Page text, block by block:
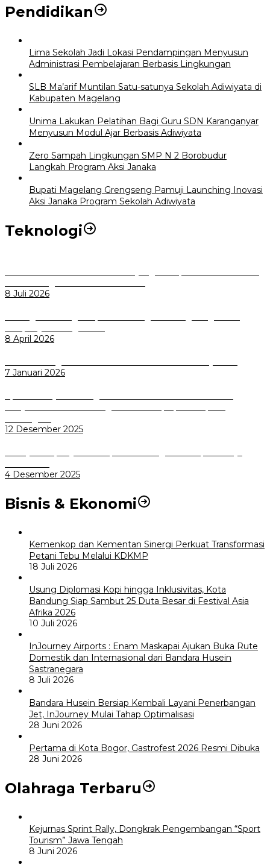
Pendidikan
Lima Sekolah Jadi Lokasi Pendampingan Menyusun
Administrasi Pembelajaran Berbasis Lingkungan
SLB Ma’arif Muntilan Satu-satunya Sekolah Adiwiyata di
Kabupaten Magelang
Unima Lakukan Pelatihan Bagi Guru SDN Karanganyar
Menyusun Modul Ajar Berbasis Adiwiyata
Zero Sampah Lingkungan SMP N 2 Borobudur
Langkah Program Aksi Janaka
Bupati Magelang Grengseng Pamuji Launching Inovasi
Aksi Janaka Program Sekolah Adiwiyata
Teknologi
8 Juli 2026
8 April 2026
7 Januari 2026
12 Desember 2025
4 Desember 2025
Bisnis & Ekonomi
Kemenkop dan Kementan Sinergi Perkuat Transformasi
Petani Tebu Melalui KDKMP
18 Juli 2026
Usung Diplomasi Kopi hingga Inklusivitas, Kota
Bandung Siap Sambut 25 Duta Besar di Festival Asia
Afrika 2026
10 Juli 2026
InJourney Airports : Enam Maskapai Ajukan Buka Rute
Domestik dan Internasional dari Bandara Husein
Sastranegara
8 Juli 2026
Bandara Husein Bersiap Kembali Layani Penerbangan
Jet, InJourney Mulai Tahap Optimalisasi
28 Juni 2026
Pertama di Kota Bogor, Gastrofest 2026 Resmi Dibuka
28 Juni 2026
Olahraga Terbaru
Kejurnas Sprint Rally, Dongkrak Pengembangan “Sport
Tourism” Jawa Tengah
8 Juni 2026